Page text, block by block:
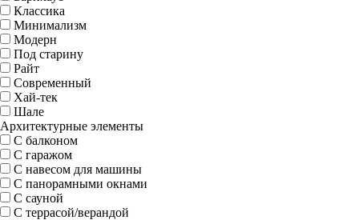
Классика
Минимализм
Модерн
Под старину
Райт
Современный
Хай-тек
Шале
Архитектурные элементы
С балконом
С гаражом
С навесом для машины
С панорамными окнами
С сауной
С террасой/верандой